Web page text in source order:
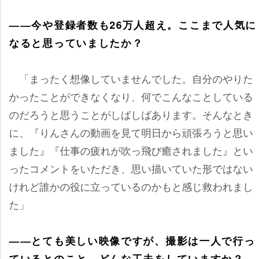
――今や登録者数も26万人超え。ここまで人気に
なると思っていましたか？
「まったく想像していませんでした。自分のやりた
かったことができなくなり、何でこんなことしている
のだろうと思うことがしばしばあります。そんなとき
に、『りんさんの動画を見て明日から頑張ろうと思い
ました』『仕事の疲れが吹っ飛び癒されました』とい
ったコメントをいただき、思い描いていた形ではない
けれど誰かの役に立っているのかもと感じ救われまし
た」
――とても美しい映像ですが、撮影は一人で行っ